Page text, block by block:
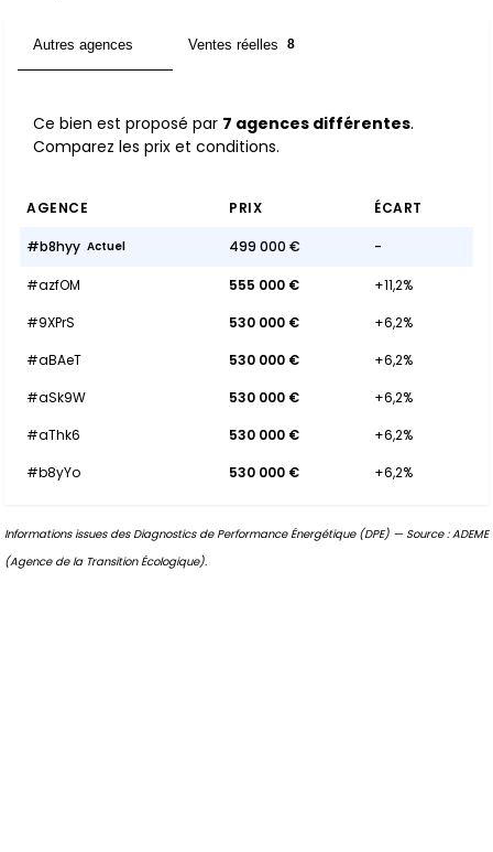
Autres agences Ventes réelles 8
Ce bien est proposé par 7 agences différentes.
Comparez les prix et conditions.
AGENCE PRIX ÉCART
#b8hyy Actuel 499 000 € -
#azfOM 555 000 €
+11,2%
#9XPrS
530 000 €
+6,2%
#aBAeT
530 000 €
+6,2%
#aSk9W
530 000 €
+6,2%
#aThk6
530 000 €
+6,2%
#b8yYo
530 000 € +6,2%
Informations issues des Diagnostics de Performance Énergétique (DPE) — Source : ADEME
(Agence de la Transition Écologique).